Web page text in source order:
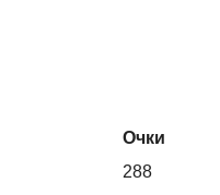
Очки
288